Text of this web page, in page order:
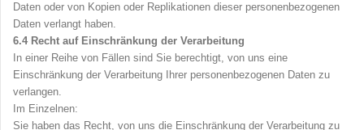
Daten oder von Kopien oder Replikationen dieser personenbezogenen
Daten verlangt haben.
6.4 Recht auf Einschränkung der Verarbeitung
In einer Reihe von Fällen sind Sie berechtigt, von uns eine
Einschränkung der Verarbeitung Ihrer personenbezogenen Daten zu
verlangen.
Im Einzelnen:
Sie haben das Recht, von uns die Einschränkung der Verarbeitung zu